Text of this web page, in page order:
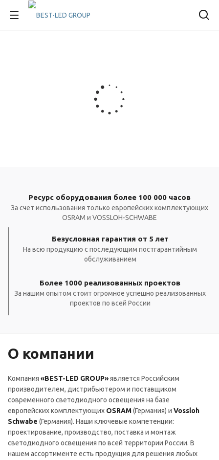
Ресурс оборудования более 100 000 часов
За счет использования только европейских комплектующих
OSRAM и VOSSLOH-SCHWABE
Безусловная гарантия от 5 лет
На всю продукцию с последующим постгарантийным
обслуживанием
Более 1000 реализованных проектов
За нашим опытом стоит огромное успешно реализованных
проектов по всей России
О компании
Компания «BEST-LED GROUP»является Российским
производителем, дистрибьютером и поставщиком
современного светодиодного освещения на базе
европейских комплектующих OSRAM(Германия) и Vossloh
Schwabe (Германия). Наши ключевые компетенции:
проектирование, производство, поставка и монтаж
светодиодного освещения по всей территории России. В
нашем ассортименте есть продукция для решения любых